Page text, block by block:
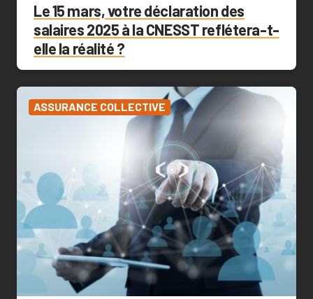
Le 15 mars, votre déclaration des
salaires 2025 à la CNESST reflétera-t-
elle la réalité ?
ASSURANCE COLLECTIVE